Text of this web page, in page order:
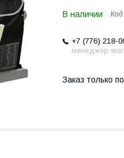
В наличии Код:
+7 (776) 218-
менеджер
Заказ только